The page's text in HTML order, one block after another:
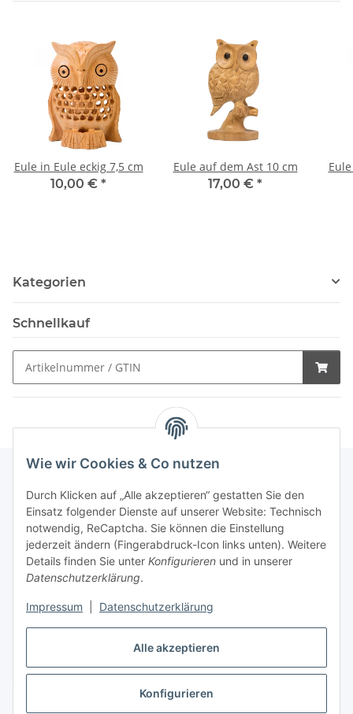
Alle akzeptieren
Konfigurieren
Wie wir Cookies & Co nutzen
Durch Klicken auf „Alle akzeptieren“ gestatten Sie den
Einsatz folgender Dienste auf unserer Website: Technisch
notwendig, ReCaptcha. Sie können die Einstellung
jederzeit ändern (Fingerabdruck-Icon links unten). Weitere
Details finden Sie unter Konfigurieren und in unserer
Datenschutzerklärung.
Impressum Datenschutzerklärung
Eule in Eule eckig 7,5 cm
10,00 € *
Eule auf dem Ast 10 cm
17,00 € *
Kategorien
Schnellkauf
Schnellkauf
Gesetzliche Informationen
Vertrag widerrufen